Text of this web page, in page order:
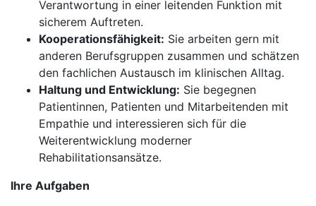
Verantwortung in einer leitenden Funktion mit
sicherem Auftreten.
Kooperationsfähigkeit: Sie arbeiten gern mit
anderen Berufsgruppen zusammen und schätzen
den fachlichen Austausch im klinischen Alltag.
Haltung und Entwicklung: Sie begegnen
Patientinnen, Patienten und Mitarbeitenden mit
Empathie und interessieren sich für die
Weiterentwicklung moderner
Rehabilitationsansätze.
Ihre Aufgaben